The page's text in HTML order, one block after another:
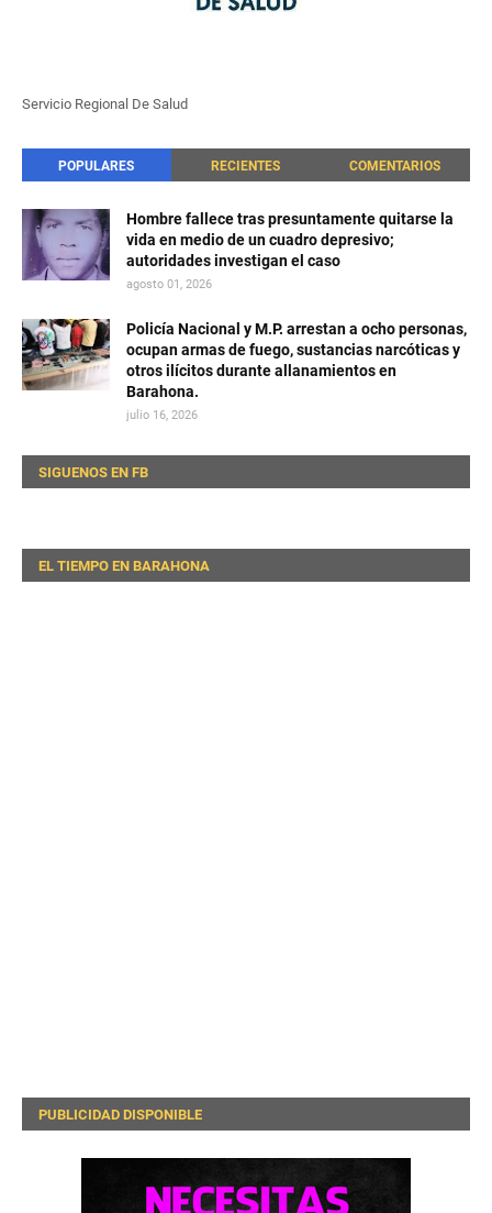
Servicio Regional De Salud
POPULARES RECIENTES COMENTARIOS
Hombre fallece tras presuntamente quitarse la
vida en medio de un cuadro depresivo;
autoridades investigan el caso
agosto 01, 2026
Policía Nacional y M.P. arrestan a ocho personas,
ocupan armas de fuego, sustancias narcóticas y
otros ilícitos durante allanamientos en
Barahona.
julio 16, 2026
SIGUENOS EN FB
EL TIEMPO EN BARAHONA
PUBLICIDAD DISPONIBLE